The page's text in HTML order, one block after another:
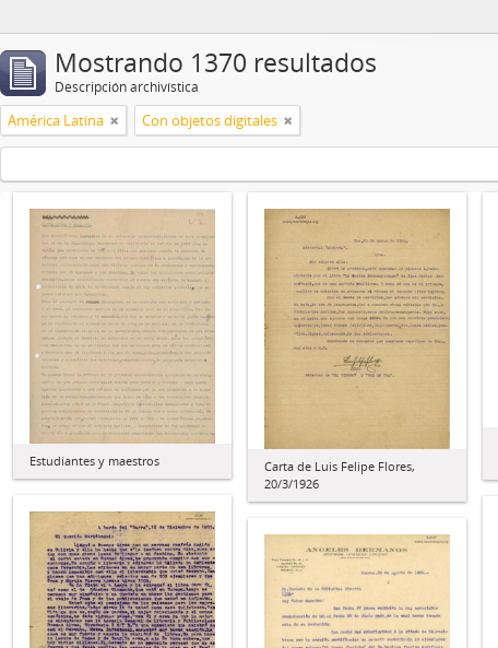
Mostrando 1370 resultados
Descripción archivística
América Latina Con objetos digitales
Estudiantes y maestros
Carta de Luis Felipe Flores,
20/3/1926